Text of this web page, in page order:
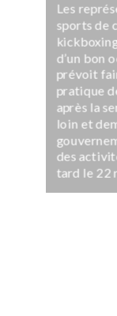
Les
sports de
d’un bon
prévoit
pratique
après la
loin et
des
tard le 22